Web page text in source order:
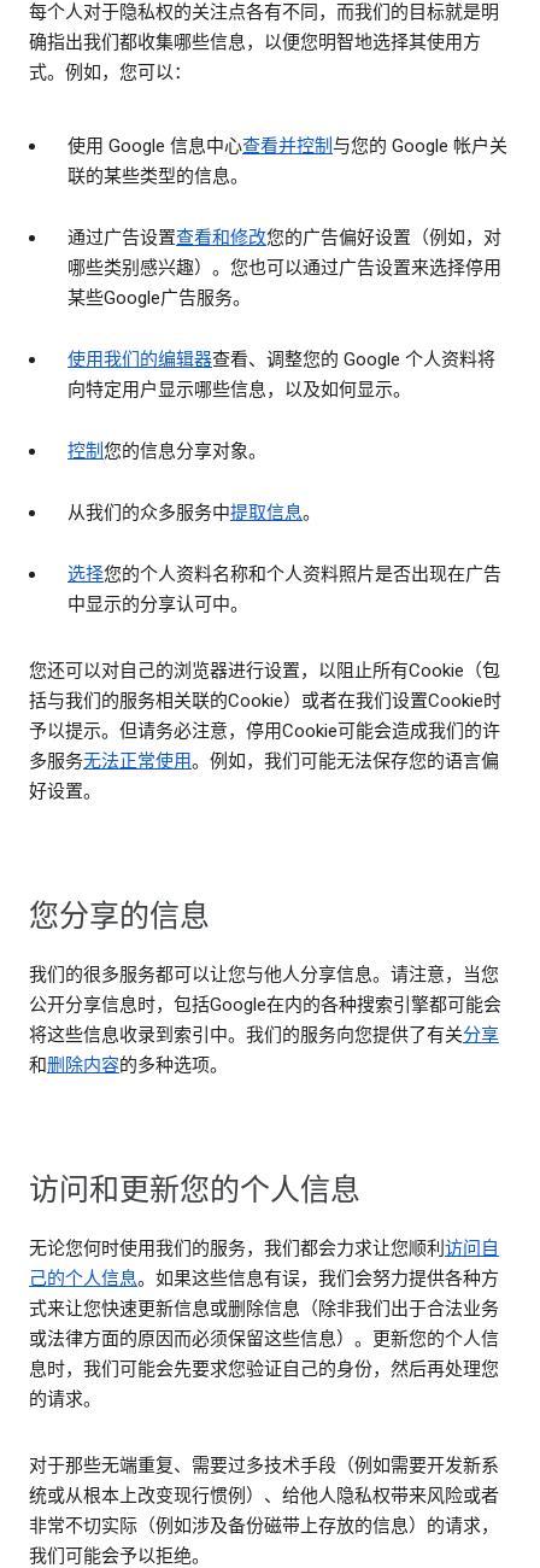
每个人对于隐私权的关注点各有不同，而我们的目标就是明
确指出我们都收集哪些信息，以便您明智地选择其使用方
式。例如，您可以：
使用 Google 信息中心查看并控制与您的 Google 帐户关
联的某些类型的信息。
通过广告设置查看和修改您的广告偏好设置（例如，对
哪些类别感兴趣）。您也可以通过广告设置来选择停用
某些Google广告服务。
使用我们的编辑器查看、调整您的 Google 个人资料将
向特定用户显示哪些信息，以及如何显示。
控制您的信息分享对象。
从我们的众多服务中提取信息。
选择您的个人资料名称和个人资料照片是否出现在广告
中显示的分享认可中。
您还可以对自己的浏览器进行设置，以阻止所有Cookie（包
括与我们的服务相关联的Cookie）或者在我们设置Cookie时
予以提示。但请务必注意，停用Cookie可能会造成我们的许
多服务无法正常使用。例如，我们可能无法保存您的语言偏
好设置。
您分享的信息
我们的很多服务都可以让您与他人分享信息。请注意，当您
公开分享信息时，包括Google在内的各种搜索引擎都可能会
将这些信息收录到索引中。我们的服务向您提供了有关分享
和删除内容的多种选项。
访问和更新您的个人信息
无论您何时使用我们的服务，我们都会力求让您顺利 访问自
己的个人信息。如果这些信息有误，我们会努力提供各种方
式来让您快速更新信息或删除信息（除非我们出于合法业务
或法律方面的原因而必须保留这些信息）。更新您的个人信
息时，我们可能会先要求您验证自己的身份，然后再处理您
的请求。
对于那些无端重复、需要过多技术手段（例如需要开发新系
统或从根本上改变现行惯例）、给他人隐私权带来风险或者
非常不切实际（例如涉及备份磁带上存放的信息）的请求，
我们可能会予以拒绝。